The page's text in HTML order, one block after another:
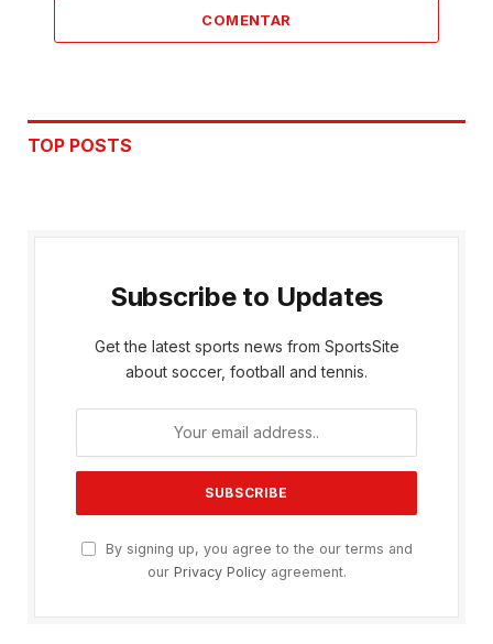
COMENTAR
TOP POSTS
Subscribe to Updates
Get the latest sports news from SportsSite
about soccer, football and tennis.
By signing up, you agree to the our terms and
our Privacy Policyagreement.